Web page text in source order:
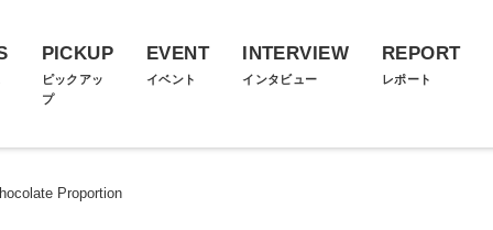
PICKUP
ピックアッ
プ
EVENT
イベント
INTERVIEW
インタビュー
REPORT
レポート
Proportion